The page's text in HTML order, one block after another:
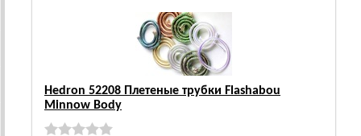
Hedron 52208 Плетеные трубки Flashabou
Minnow Body